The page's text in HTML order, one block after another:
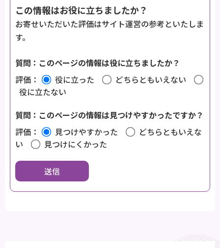
この情報はお役に立ちましたか？
お寄せいただいた評価はサイト運営の参考といたしま
す。
質問：このページの情報は役に立ちましたか？
評価：
役に立った
どちらともいえない
役に立たない
質問：このページの情報は見つけやすかったですか？
評価：
見つけやすかった
どちらともいえな
い
見つけにくかった